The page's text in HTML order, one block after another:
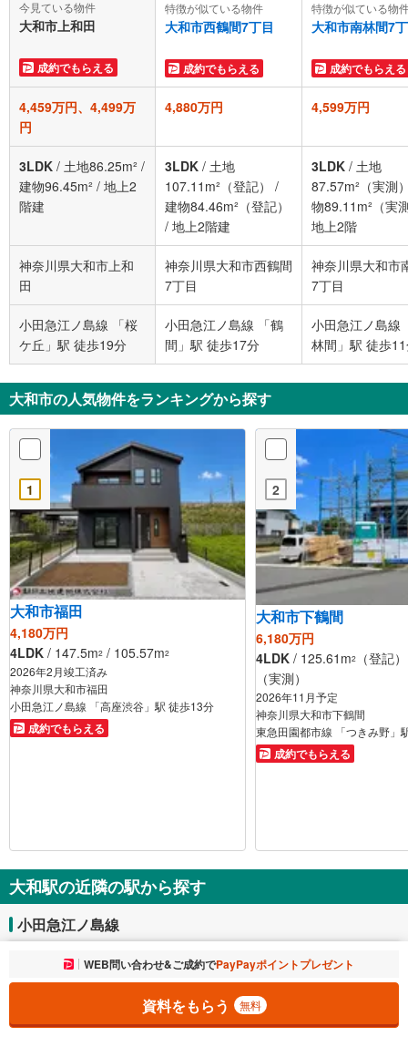
今見ている物件
大和市上和田
成約でもらえる
特徴が似ている物件
大和市西鶴間7丁目
成約でもらえる
特徴が似ている物
大和市南林間7
成約でもらえる
4,459万円、4,499万
円
4,880万円 4,599万円
3LDK / 土地86.25m² /
建物96.45m² / 地上2
階建
3LDK / 土地
107.11m²（登記）
/
建物84.46m²（登記）
/ 地上2階建
3LDK / 土地
87.57m²（実測
物89.11m²（実
地上2階
神奈川県大和市上和
田
神奈川県大和市西鶴間
7丁目
神奈川県大和市
7丁目
小田急江ノ島線 「桜
ケ丘」駅 徒歩19分
小田急江ノ島線 「鶴
間」駅 徒歩17分
小田急江ノ島線
林間」駅 徒歩
大和市の人気物件をランキングから探す
1
大和市福田
4,180万円
4LDK / 147.5m2 / 105.57m2
2026年2月竣工済み
神奈川県大和市福田
小田急江ノ島線 「高座渋谷」駅 徒歩13分
成約でもらえる
2
大和市下鶴間
6,180万円
4LDK / 125.61m2
（登記
（実測）
2026年11月予定
神奈川県大和市下鶴間
東急田園都市線 「つきみ野」
成約でもらえる
大和駅の近隣の駅から探す
小田急江ノ島線
鶴間
大和 桜ケ丘
お気に入りに追加しました。 一覧を開く
WEB問い合わせ&ご成約でPayPayポイントプレゼント
資料をもらう 無料